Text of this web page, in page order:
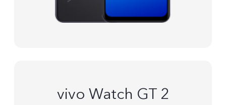
vivo Watch GT 2